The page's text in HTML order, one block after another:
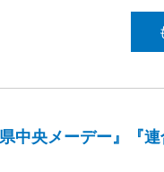
中央メーデー』『